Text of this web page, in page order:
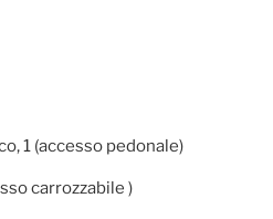
1 (accesso pedonale)
carrozzabile )